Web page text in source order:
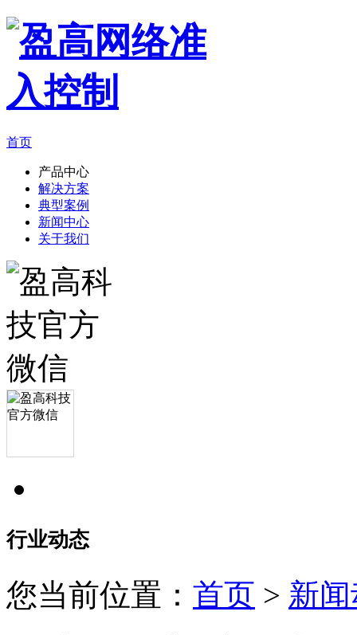
首页
产品中心
解决方案
典型案例
新闻中心
关于我们
行业动态
您当前位置： 首页 > 新